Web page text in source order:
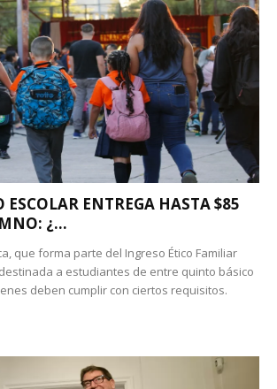
ESCOLAR ENTREGA HASTA $85
¿...
que forma parte del Ingreso Ético Familiar
destinada a estudiantes de entre quinto básico
deben cumplir con ciertos requisitos.